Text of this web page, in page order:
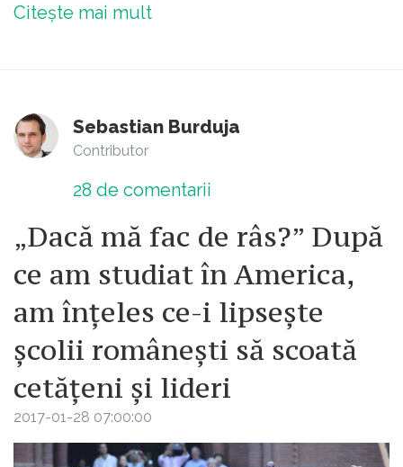
Citește mai mult
Sebastian Burduja
Contributor
28 de comentarii
„Dacă mă fac de râs?” După
ce am studiat în America,
am înțeles ce-i lipsește
școlii românești să scoată
cetățeni și lideri
2017-01-28 07:00:00